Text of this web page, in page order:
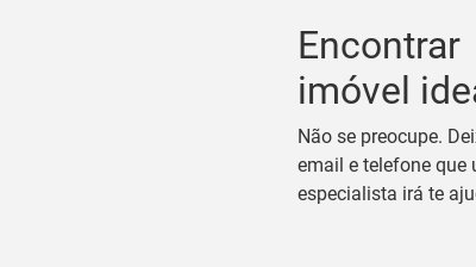
Encontrar
imóvel
Não se preocupe.
email e telefone que
especialista irá te